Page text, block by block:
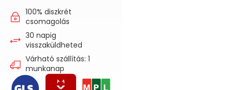
100% diszkrét
csomagolás
30 napig
visszaküldheted
Várható szállítás: 1
munkanap